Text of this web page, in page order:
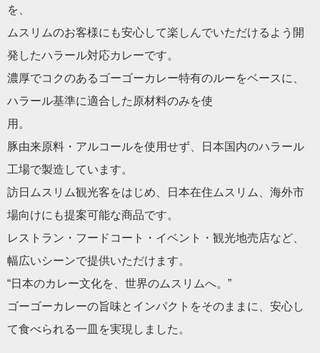
ムスリムのお客様にも安心して楽しんでいただけるよう開
発したハラール対応カレーです。
濃厚でコクのあるゴーゴーカレー特有のルーをベースに、
ハラール基準に適合した原材料のみを使
用
豚由来原料・アルコールを使用せず、日本国内のハラール
工場で製造しています。
訪日ムスリム観光客をはじめ、日本在住ムスリム、海外市
場向けにも提案可能な商品です。
レストラン・フードコート・イベント・観光地売店など、
幅広いシーンで提供いただけます。
“日本のカレー文化を、世界のムスリムへ。”
ゴーゴーカレーの旨味とインパクトをそのままに、安心し
て食べられる一皿を実現しました。